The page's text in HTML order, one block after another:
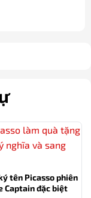
tên Picasso phiên
Captain đặc biệt